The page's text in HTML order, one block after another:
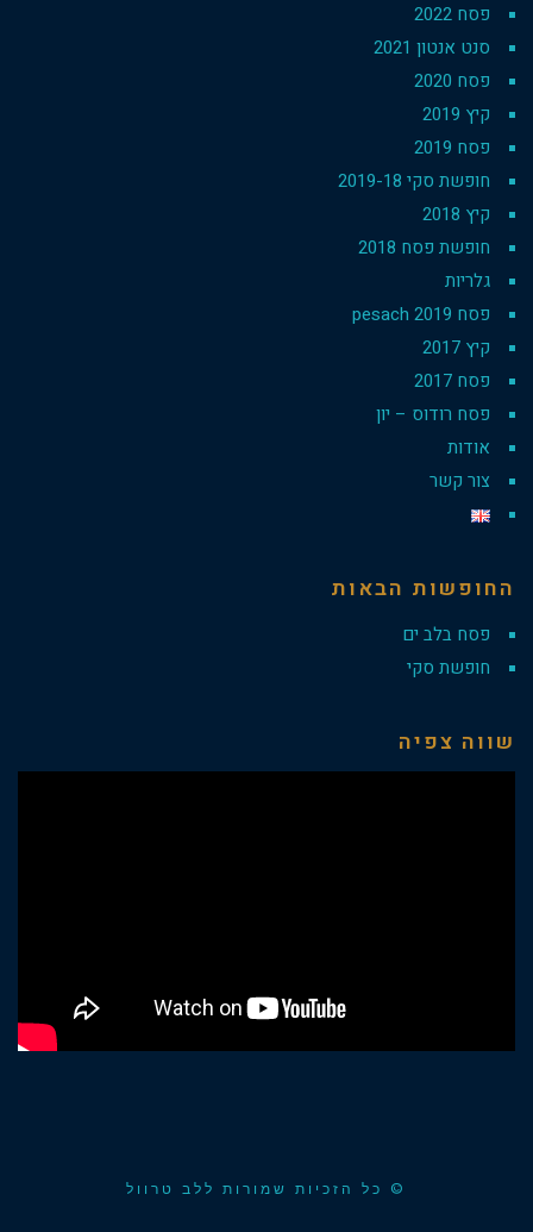
פסח 2022
סנט אנטון 2021
פסח 2020
קיץ 2019
פסח 2019
חופשת סקי 2019-18
קיץ 2018
חופשת פסח 2018
גלריות
פסח 2019 pesach
קיץ 2017
פסח 2017
פסח רודוס – יון
אודות
צור קשר
החופשות הבאות
פסח בלב ים
חופשת סקי
שווה צפיה
© כל הזכיות שמורות ללב טרוול